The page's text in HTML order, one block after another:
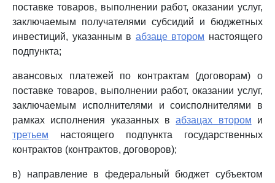
поставке товаров, выполнении работ, оказании услуг,
заключаемым получателями субсидий и бюджетных
инвестиций, указанным в абзаце втором настоящего
подпункта;
авансовых платежей по контрактам (договорам) о
поставке товаров, выполнении работ, оказании услуг,
заключаемым исполнителями и соисполнителями в
рамках исполнения указанных вабзацах втором и
третьем настоящего подпункта государственных
контрактов (контрактов, договоров);
в) направление в федеральный бюджет субъектом